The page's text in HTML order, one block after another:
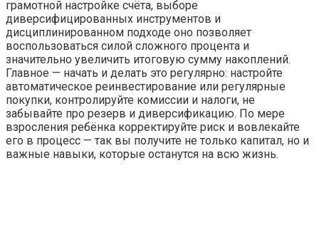
грамотной настройке счёта, выборе
диверсифицированных инструментов и
дисциплинированном подходе оно позволяет
воспользоваться силой сложного процента и
значительно увеличить итоговую сумму накоплений.
Главное — начать и делать это регулярно: настройте
автоматическое реинвестирование или регулярные
покупки, контролируйте комиссии и налоги, не
забывайте про резерв и диверсификацию. По мере
взросления ребёнка корректируйте риск и вовлекайте
его в процесс — так вы получите не только капитал, но и
важные навыки, которые останутся на всю жизнь.